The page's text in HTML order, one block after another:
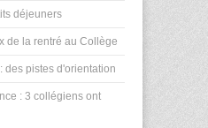
déjeuners
de la rentré au Collège
des pistes d'orientation
: 3 collégiens ont